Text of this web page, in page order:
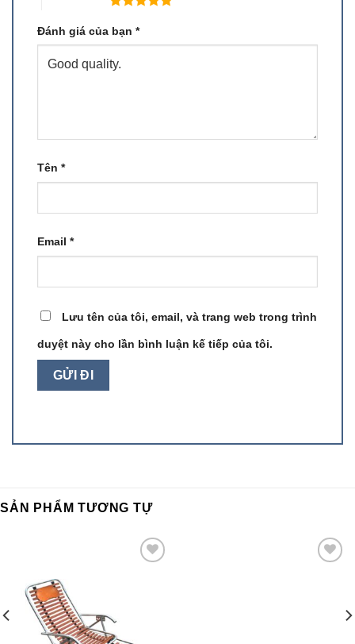
Đánh giá của bạn *
Tên *
Email *
Lưu tên của tôi, email, và trang web trong trình
duyệt này cho lần bình luận kế tiếp của tôi.
SẢN PHẨM TƯƠNG TỰ